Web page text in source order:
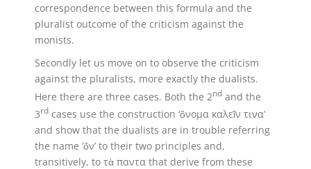
correspondence between this formula and the
pluralist outcome of the criticism against the
monists.
Secondly let us move on to observe the criticism
against the pluralists, more exactly the dualists.
Here there are three cases. Both the 2nd and the
3rd cases use the construction ‘ὄνομα καλεῖν τινα’
and show that the dualists are in trouble referring
the name ‘ὄν’ to their two principles and,
transitively, to τὰ παντα that derive from these